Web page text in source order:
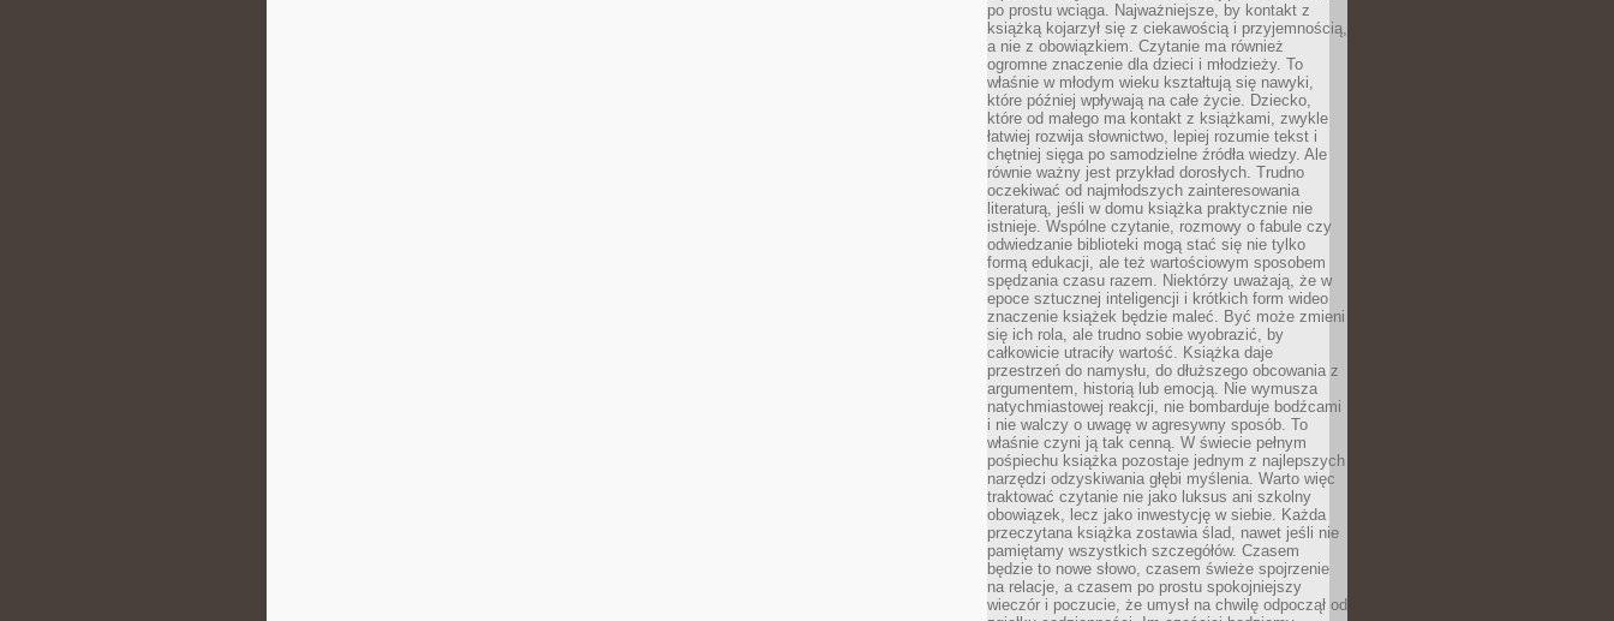
po prostu wciąga. Najważniejsze, by kontakt z
książką kojarzył się z ciekawością i przyjemnością,
a nie z obowiązkiem. Czytanie ma również
ogromne znaczenie dla dzieci i młodzieży. To
właśnie w młodym wieku kształtują się nawyki,
które później wpływają na całe życie. Dziecko,
które od małego ma kontakt z książkami, zwykle
łatwiej rozwija słownictwo, lepiej rozumie tekst i
chętniej sięga po samodzielne źródła wiedzy. Ale
równie ważny jest przykład dorosłych. Trudno
oczekiwać od najmłodszych zainteresowania
literaturą, jeśli w domu książka praktycznie nie
istnieje. Wspólne czytanie, rozmowy o fabule czy
odwiedzanie biblioteki mogą stać się nie tylko
formą edukacji, ale też wartościowym sposobem
spędzania czasu razem. Niektórzy uważają, że w
epoce sztucznej inteligencji i krótkich form wideo
znaczenie książek będzie maleć. Być może zmieni
się ich rola, ale trudno sobie wyobrazić, by
całkowicie utraciły wartość. Książka daje
przestrzeń do namysłu, do dłuższego obcowania z
argumentem, historią lub emocją. Nie wymusza
natychmiastowej reakcji, nie bombarduje bodźcami
i nie walczy o uwagę w agresywny sposób. To
właśnie czyni ją tak cenną. W świecie pełnym
pośpiechu książka pozostaje jednym z najlepszych
narzędzi odzyskiwania głębi myślenia. Warto więc
traktować czytanie nie jako luksus ani szkolny
obowiązek, lecz jako inwestycję w siebie. Każda
przeczytana książka zostawia ślad, nawet jeśli nie
pamiętamy wszystkich szczegółów. Czasem
będzie to nowe słowo, czasem świeże spojrzenie
na relacje, a czasem po prostu spokojniejszy
wieczór i poczucie, że umysł na chwilę odpoczął od